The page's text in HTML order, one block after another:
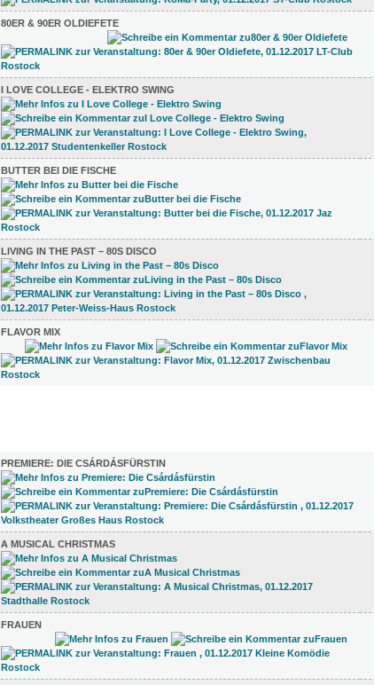
80ER & 90ER OLDIEFETE
I LOVE COLLEGE - ELEKTRO SWING
BUTTER BEI DIE FISCHE
LIVING IN THE PAST – 80S DISCO
FLAVOR MIX
PREMIERE: DIE CSÁRDÁSFÜRSTIN
A MUSICAL CHRISTMAS
FRAUEN